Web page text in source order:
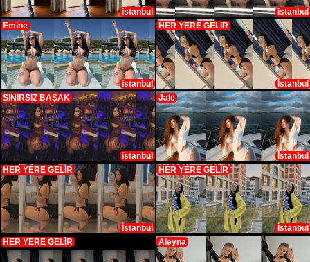
istanbul
istanbul
Emine
istanbul
HER YERE GELİR
İstanbul
SINIRSIZ BAŞAK
istanbul
Jale
İstanbul
HER YERE GELİR
İstanbul
HER YERE GELİR
İstanbul
HER YERE GELİR
Aleyna